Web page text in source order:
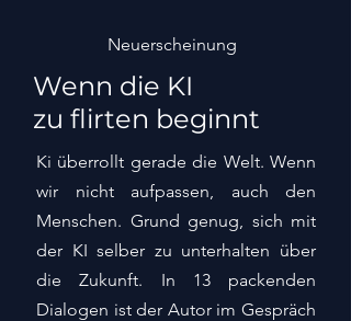
Neuerscheinung
Wenn die KI
zu flirten beginnt
Ki überrollt gerade die Welt. Wenn
wir nicht aufpassen, auch den
Menschen. Grund genug, sich mit
der KI selber zu unterhalten über
die Zukunft. In 13 packenden
Dialogen ist der Autor im Gespräch